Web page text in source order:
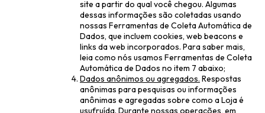
site a partir do qual você chegou. Algumas
dessas informações são coletadas usando
nossas Ferramentas de Coleta Automática de
Dados, que incluem cookies, web beacons e
links da web incorporados. Para saber mais,
leia como nós usamos Ferramentas de Coleta
Automática de Dados no item 7 abaixo;
Dados anônimos ou agregados. Respostas
anônimas para pesquisas ou informações
anônimas e agregadas sobre como a Loja é
usufruída. Durante nossas operações, em